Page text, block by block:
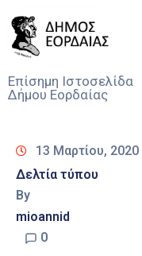
Επίσημη Ιστοσελίδα
Δήμου Εορδαίας
Νέα
Υπηρεσίες
Του
Δήμου
13 Μαρτίου, 2020
Δελτία τύπου
By
mioannid
0